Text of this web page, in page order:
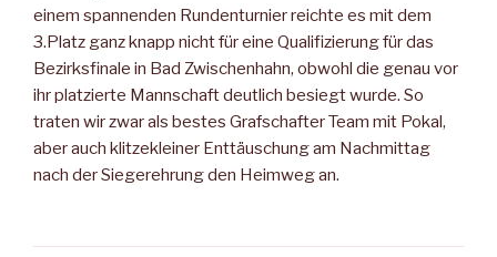
einem spannenden Rundenturnier reichte es mit dem
3.Platz ganz knapp nicht für eine Qualifizierung für das
Bezirksfinale in Bad Zwischenhahn, obwohl die genau vor
ihr platzierte Mannschaft deutlich besiegt wurde. So
traten wir zwar als bestes Grafschafter Team mit Pokal,
aber auch klitzekleiner Enttäuschung am Nachmittag
nach der Siegerehrung den Heimweg an.